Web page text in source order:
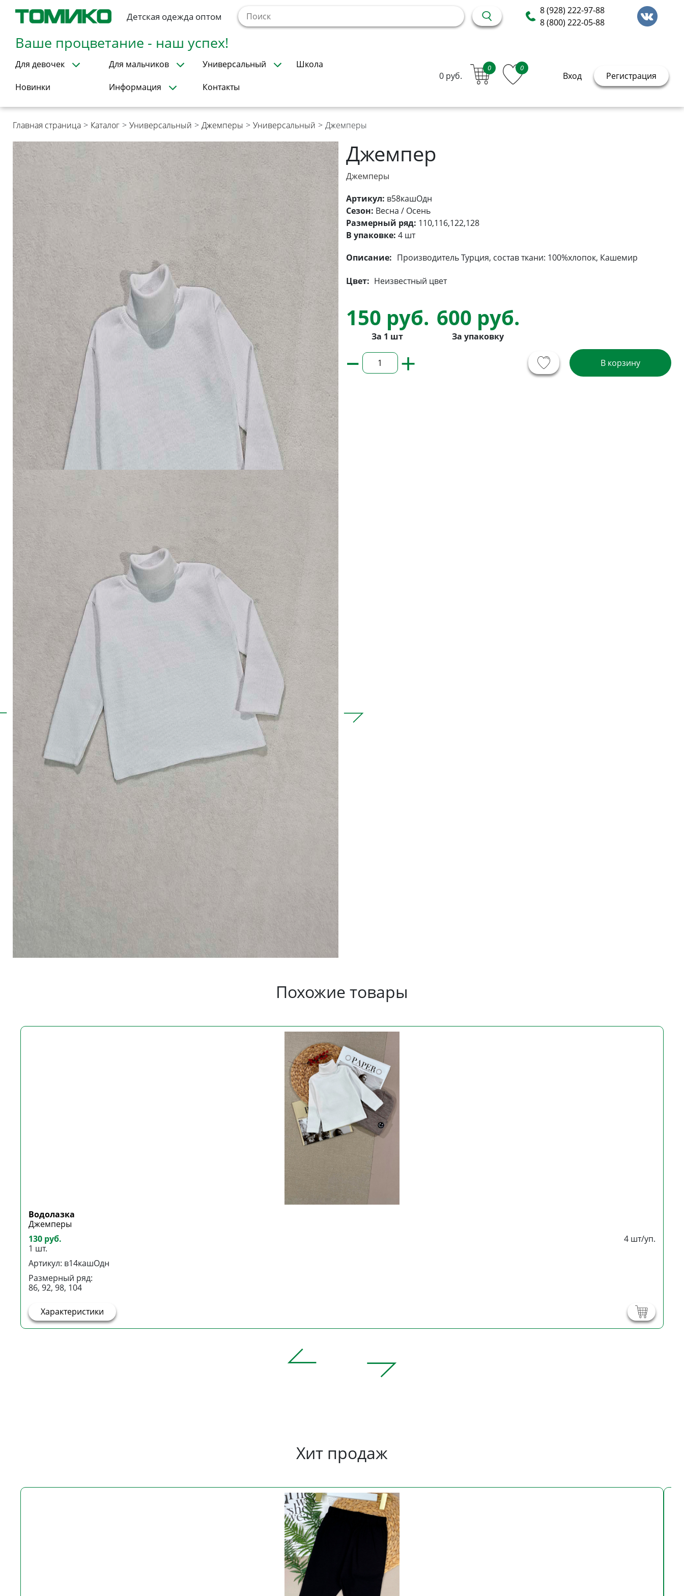
Детская одежда оптом
8 (928) 222-97-88
8 (800) 222-05-88
Ваше процветание - наш успех!
Для девочек Для мальчиков Универсальный Школа
Новинки Информация Контакты
0 руб.
0 0
Вход Регистрация
Главная страница > Каталог > Универсальный > Джемперы > Универсальный > Джемперы
Джемпер
Джемперы
Артикул: в58кашОдн
Сезон: Весна / Осень
Размерный ряд: 110,116,122,128
В упаковке: 4 шт
Описание: Производитель Турция, состав ткани: 100%хлопок, Кашемир
Цвет: Неизвестный цвет
150 руб.
За 1 шт
600 руб.
За упаковку
– + В корзину
Похожие товары
Водолазка
Джемперы
130 руб.
1 шт.
4 шт/уп.
Артикул: в14кашОдн
Размерный ряд:
86, 92, 98, 104
Характеристики
Хит продаж